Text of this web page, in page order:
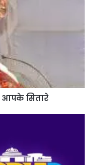
आपके सितारे